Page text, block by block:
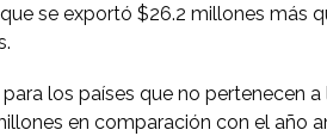
se exportó $26.2 millones
los países que no pertenecen
en comparación con el año